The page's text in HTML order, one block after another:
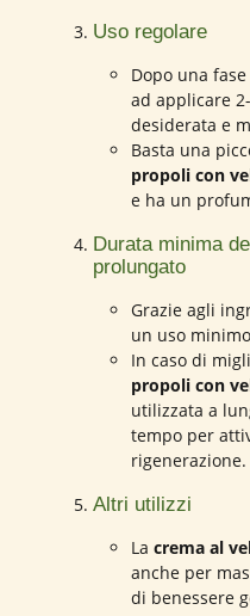
Uso regolare
Dopo una
ad applicare
desiderata e
Basta una
propoli con
e ha un
Durata minima
prolungato
Grazie agli
un uso
In caso di
propoli con
utilizzata a
tempo per
rigenerazione.
Altri utilizzi
La crema al
anche per
di benessere